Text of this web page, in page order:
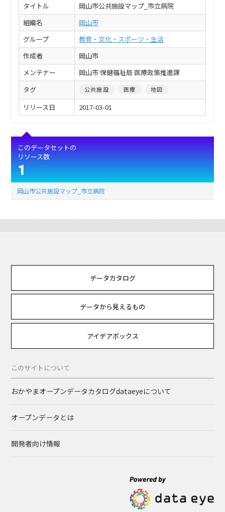
タイトル
岡山市公共施設マップ_市立病院
組織名
岡山市
グループ
教育・文化・スポーツ・生活
作成者
岡山市
メンテナー
岡山市 保健福祉局 医療政策推進課
タグ
公共施設 医療 地図
リリース日 2017-03-01
このデータセットの
リソース数
1
岡山市公共施設マップ_市立病院
データカタログ
データから見えるもの
アイデアボックス
このサイトについて
おかやまオープンデータカタログdataeyeについて
オープンデータとは
開発者向け情報